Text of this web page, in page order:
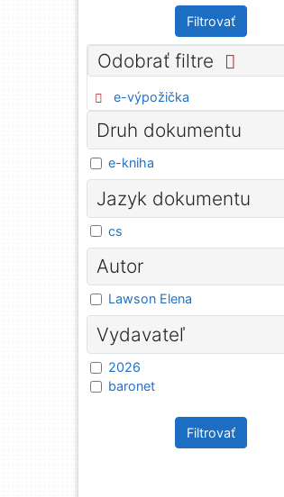
Filtrovať
Odobrať filtre
e-výpožička
Druh dokumentu
e-kniha
Jazyk dokumentu
cs
Autor
Lawson Elena
Vydavateľ
2026
baronet
Filtrovať